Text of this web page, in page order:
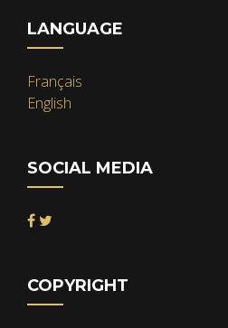
LANGUAGE
Français
English
SOCIAL MEDIA
COPYRIGHT